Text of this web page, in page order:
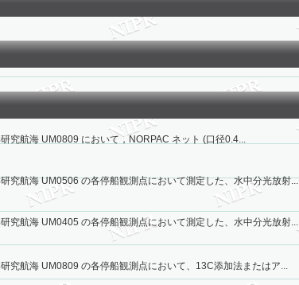
究航海 UM0809 において，NORPAC ネット (口径0.4...
究航海 UM0506 の各停船観測点において測定した、水中分光放射...
究航海 UM0405 の各停船観測点において測定した、水中分光放射...
究航海 UM0809 の各停船観測点において、13C添加法またはア...